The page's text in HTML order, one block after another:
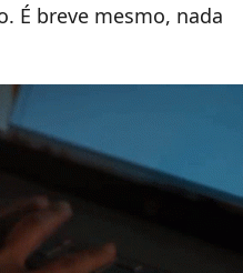
É breve mesmo, nada